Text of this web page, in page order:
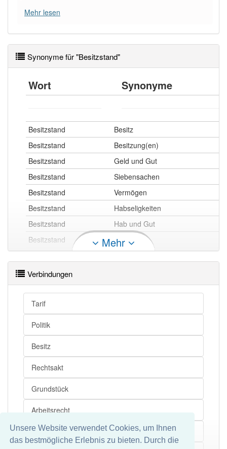
Unsere Website verwendet Cookies, um Ihnen
das bestmögliche Erlebnis zu bieten. Durch die
Mehr lesen
Synonyme für "Besitzstand"
Wort Synonyme
Besitzstand
Besitz
Besitzstand
Besitzung(en)
Besitzstand
Geld und Gut
Besitzstand
Siebensachen
Besitzstand
Vermögen
Besitzstand
Habseligkeiten
Besitzstand
Hab und Gut
Besitzstand
Eigentum
Besitzstand openthesaurus
Mehr
Verbindungen
Tarif
Politik
Besitz
Rechtsakt
Grundstück
Arbeitsrecht
Scheng